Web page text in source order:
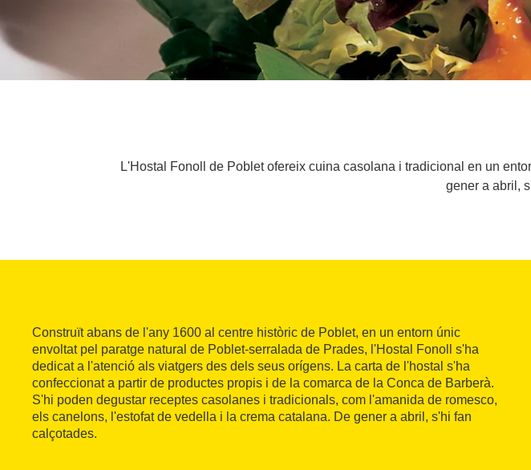
L'Hostal Fonoll de Poblet ofereix cuina casolana i tradicional en un
gener a abril,
Construït abans de l'any 1600 al centre històric de Poblet, en un entorn únic
envoltat pel paratge natural de Poblet-serralada de Prades, l'Hostal Fonoll s'ha
dedicat a l'atenció als viatgers des dels seus orígens. La carta de l'hostal s'ha
confeccionat a partir de productes propis i de la comarca de la Conca de Barberà.
S'hi poden degustar receptes casolanes i tradicionals, com l'amanida de romesco,
els canelons, l'estofat de vedella i la crema catalana. De gener a abril, s'hi fan
calçotades.